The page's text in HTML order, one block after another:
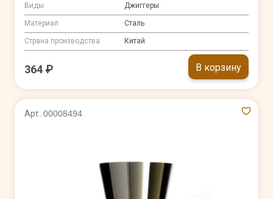
Виды Джиггеры
Материал Сталь
Страна производства Китай
364 ₽ В корзину
Арт. 00008494